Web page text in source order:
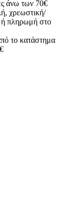
άνω των 70€
χρεωστική/
ή πληρωμή στο
το κατάστημα